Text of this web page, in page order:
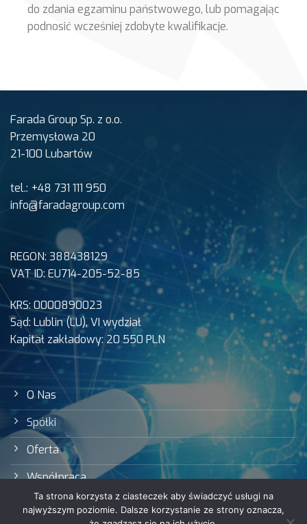
do zdania egzaminu państwowego, lub pomagając
podnosić wcześniej zdobyte kwalifikacje.
Farada Group Sp. z o.o.
Przemysłowa 20
21-100 Lubartów
tel.: +48 731 111 950
info@faradagroup.com
REGON: 388438129
VAT ID: EU714-205-52-85
KRS: 0000890023
Sąd: Lublin (LU), VI wydział
Kapitał zakładowy: 20 550 PLN
O Nas
Spółki
Oferta
Współpraca
Ta strona korzysta z ciasteczek aby świadczyć usługi na
najwyższym poziomie. Dalsze korzystanie ze strony oznacza,